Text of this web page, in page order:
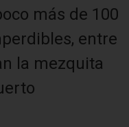
más de 100
entre
la mezquita